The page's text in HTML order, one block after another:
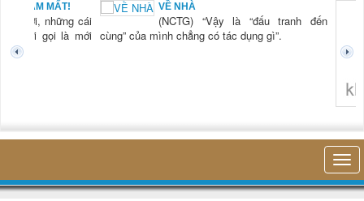
NAM MẤT!
“Xời, những cái
mới gọi là mới
VỀ NHÀ
(NCTG) “Vậy là “đấu tranh đến
cùng” của mình chẳng có tác dụng gì”.